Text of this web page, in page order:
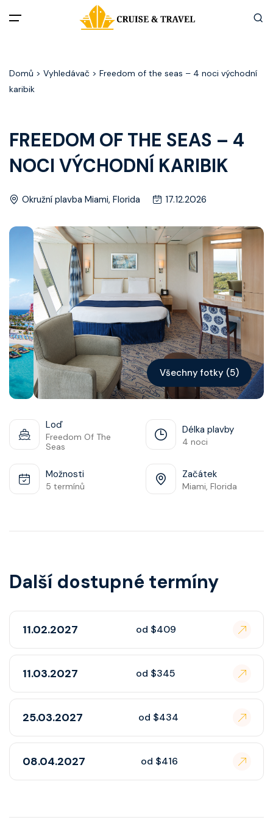
Akční nabídky
Zážitky z plaveb
Články
Kontakt
Vyhledat plavbu
Domů > Vyhledávač > Freedom of the seas – 4 noci východní
karibik
FREEDOM OF THE SEAS – 4
NOCI VÝCHODNÍ KARIBIK
Okružní plavba Miami, Florida 17.12.2026
Všechny fotky (5)
Loď
Freedom Of The
Seas
Délka plavby
4 noci
Možnosti
5 termínů
Začátek
Miami, Florida
Další dostupné termíny
11.02.2027 od $409
11.03.2027 od $345
25.03.2027 od $434
08.04.2027 od $416